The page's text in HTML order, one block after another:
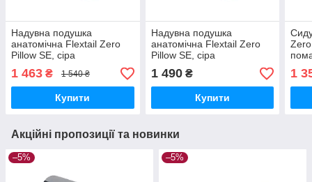
Надувна подушка
анатомічна Flextail Zero
Pillow SE, сіра
1 463 ₴ 1 540 ₴
Купити
Надувна подушка
анатомічна Flextail Zero
Pillow SE, сіра
1 490₴
Купити
1
Акційні пропозиції та новинки
–5% –5%